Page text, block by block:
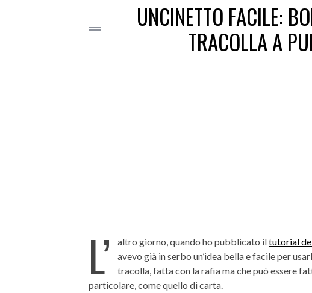
UNCINETTO FACILE:
TRACOLLA A
L’ altro giorno, quando ho pubblicato iltutorial
avevo già in serbo un’idea bella e facile per
tracolla, fatta con la rafia ma che può essere
particolare, come quello di carta.